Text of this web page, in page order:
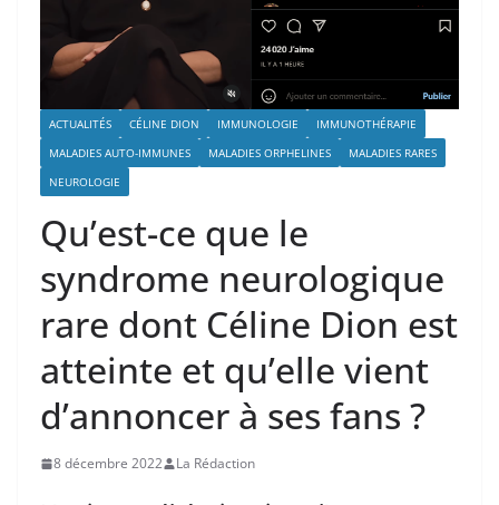
ACTUALITÉS CÉLINE DION IMMUNOLOGIE
IMMUNOTHÉRAPIE
MALADIES AUTO-IMMUNES
MALADIES ORPHELINES
MALADIES RARES
NEUROLOGIE
Qu’est-ce que le
syndrome neurologique
rare dont Céline Dion est
atteinte et qu’elle vient
d’annoncer à ses fans ?
8 décembre 2022 La Rédaction